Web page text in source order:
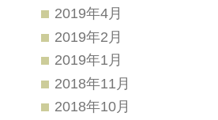
2019年4月
2019年2月
2019年1月
2018年11月
2018年10月